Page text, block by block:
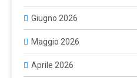
Giugno 2026
Maggio 2026
Aprile 2026